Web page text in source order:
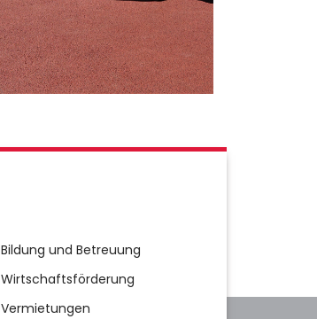
Bildung und Betreuung
Wirtschaftsförderung
Vermietungen